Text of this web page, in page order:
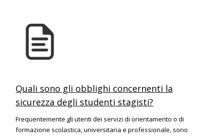
Quali sono gli obblighi concernenti la
sicurezza degli studenti stagisti?
Frequentemente gli utenti dei servizi di orientamento o di
formazione scolastica, universitaria e professionale, sono